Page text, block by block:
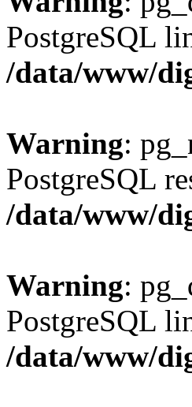
PostgreSQL
/data/www/
Warning:
PostgreSQL
/data/www/
Warning:
PostgreSQL
/data/www/